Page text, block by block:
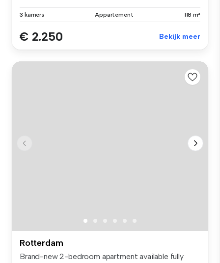
3 kamers Appartement 118 m²
€ 2.250 Bekijk meer
Rotterdam
Brand-new 2-bedroom apartment available fully